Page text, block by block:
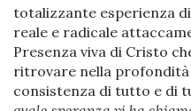
totalizzante esperienza
reale e radicale
Presenza viva di Cristo
ritrovare nella profondità
consistenza di tutto e di